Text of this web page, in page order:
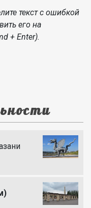
текст с ошибкой
его на
+ Enter).